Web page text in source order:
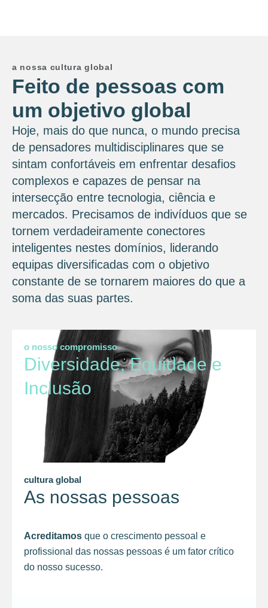
a nossa cultura global
Feito de pessoas com
um objetivo global
Hoje, mais do que nunca, o mundo precisa
de pensadores multidisciplinares que se
sintam confortáveis ​​em enfrentar desafios
complexos e capazes de pensar na
intersecção entre tecnologia, ciência e
mercados. Precisamos de indivíduos que se
tornem verdadeiramente conectores
inteligentes nestes domínios, liderando
equipas diversificadas com o objetivo
constante de se tornarem maiores do que a
soma das suas partes.
o nosso compromisso
Diversidade, Equidade e
Inclusão
cultura global
As nossas pessoas
Acreditamos que o crescimento pessoal e
profissional das nossas pessoas é um fator crítico
do nosso sucesso.